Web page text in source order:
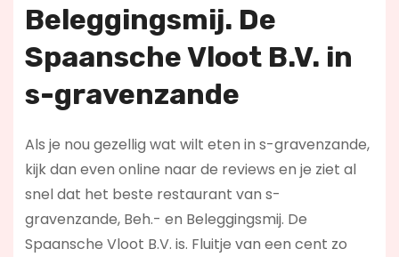
Beleggingsmij. De
Spaansche Vloot B.V. in
s-gravenzande
Als je nou gezellig wat wilt eten in s-gravenzande,
kijk dan even online naar de reviews en je ziet al
snel dat het beste restaurant van s-
gravenzande, Beh.- en Beleggingsmij. De
Spaansche Vloot B.V. is. Fluitje van een cent zo